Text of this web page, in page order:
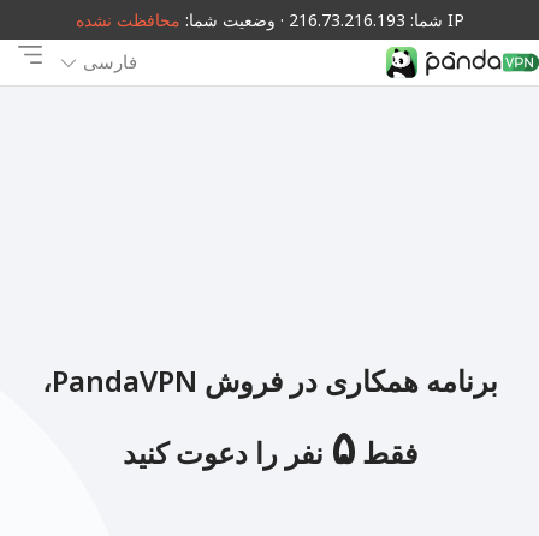
IP شما: 216.73.216.193 · وضعیت شما: محافظت نشده
فارسی
برنامه همکاری در فروش PandaVPN،
فقط۵ نفر را دعوت کنید